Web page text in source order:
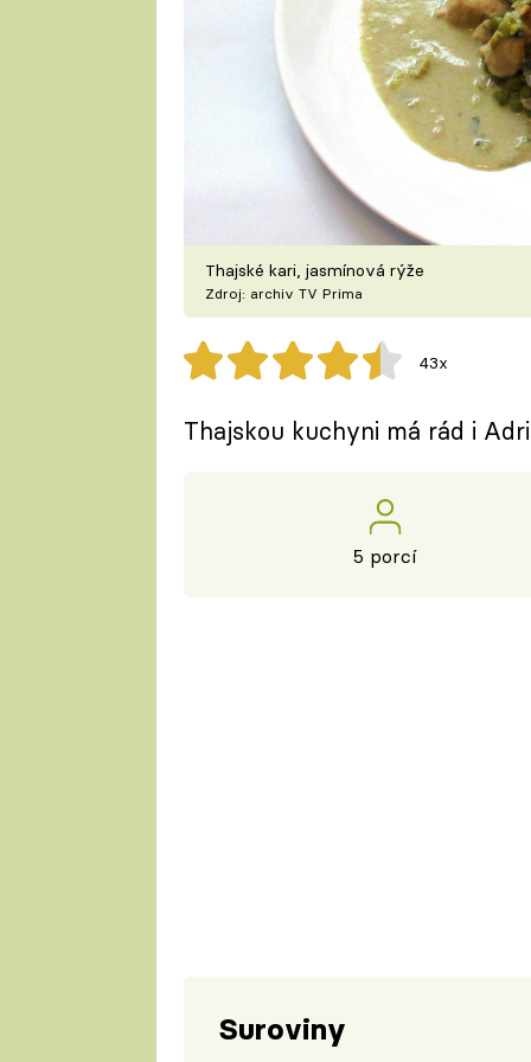
Thajské kari, jasmínová rýže
Zdroj: archiv TV Prima
43x
Thajskou kuchyni má rád i
5 porcí
Suroviny